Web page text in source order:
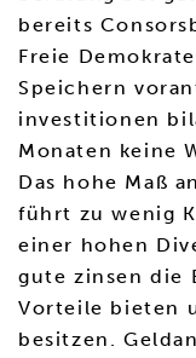
bereits
Freie
Speichern
investitionen
Monaten keine
Das hohe Maß
führt zu wenig
einer hohen
gute zinsen die
Vorteile bieten
besitzen.